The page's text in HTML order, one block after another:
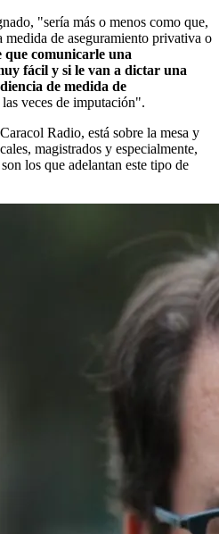
"sería más o menos como que,
medida de aseguramiento privativa o
que comunicarle una
fácil y si le van a dictar una
de medida de
veces de imputación".
Radio, está sobre la mesa y
magistrados y especialmente,
los que adelantan este tipo de